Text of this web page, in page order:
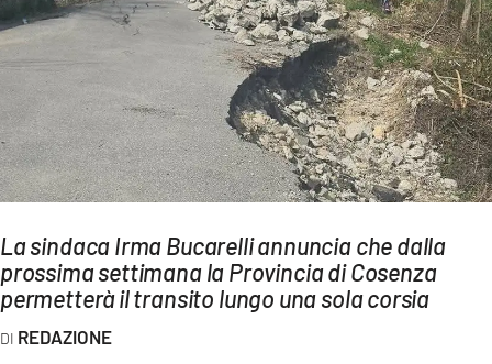
AMBIENTE
Streaming
LAC TV
LAC NETWORK
LAC ONAIR
LaC
Network
La sindaca Irma Bucarelli annuncia che dalla
prossima settimana la Provincia di Cosenza
permetterà il transito lungo una sola corsia
REDAZIONE